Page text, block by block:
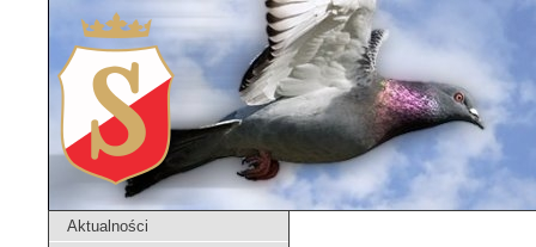
Aktualności